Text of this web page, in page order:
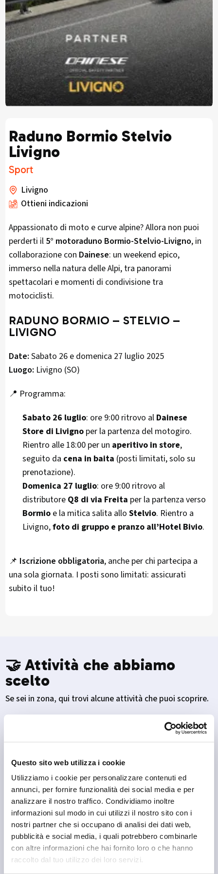
Questo sito web utilizza i cookie
Utilizziamo i cookie per personalizzare contenuti ed
annunci, per fornire funzionalità dei social media e per
analizzare il nostro traffico. Condividiamo inoltre
informazioni sul modo in cui utilizzi il nostro sito con i
nostri partner che si occupano di analisi dei dati web,
pubblicità e social media, i quali potrebbero combinarle
con altre informazioni che hai fornito loro o che hanno
raccolto dal tuo utilizzo dei loro servizi.
Raduno Bormio Stelvio
Livigno
Sport
Livigno
Ottieni indicazioni
Appassionato di moto e curve alpine? Allora non puoi
perderti il 5° motoraduno Bormio-Stelvio-Livigno, in
collaborazione con Dainese: un weekend epico,
immerso nella natura delle Alpi, tra panorami
spettacolari e momenti di condivisione tra
motociclisti.
RADUNO BORMIO – STELVIO –
LIVIGNO
Date: Sabato 26 e domenica 27 luglio 2025
Luogo: Livigno (SO)
📍 Programma:
Sabato 26 luglio: ore 9:00 ritrovo al Dainese
Store di Livignoper la partenza del motogiro.
Rientro alle 18:00 per un aperitivo in store,
seguito da cena in baita (posti limitati, solo su
prenotazione).
Domenica 27 luglio: ore 9:00 ritrovo al
distributore Q8 di via Freita per la partenza verso
Bormioe la mitica salita allo Stelvio. Rientro a
Livigno,foto di gruppo e pranzo all’Hotel Bivio.
📌 Iscrizione obbligatoria, anche per chi partecipa a
una sola giornata. I posti sono limitati: assicurati
subito il tuo!
🤝 Attività che abbiamo
scelto
Se sei in zona, qui trovi alcune attività che puoi scoprire.